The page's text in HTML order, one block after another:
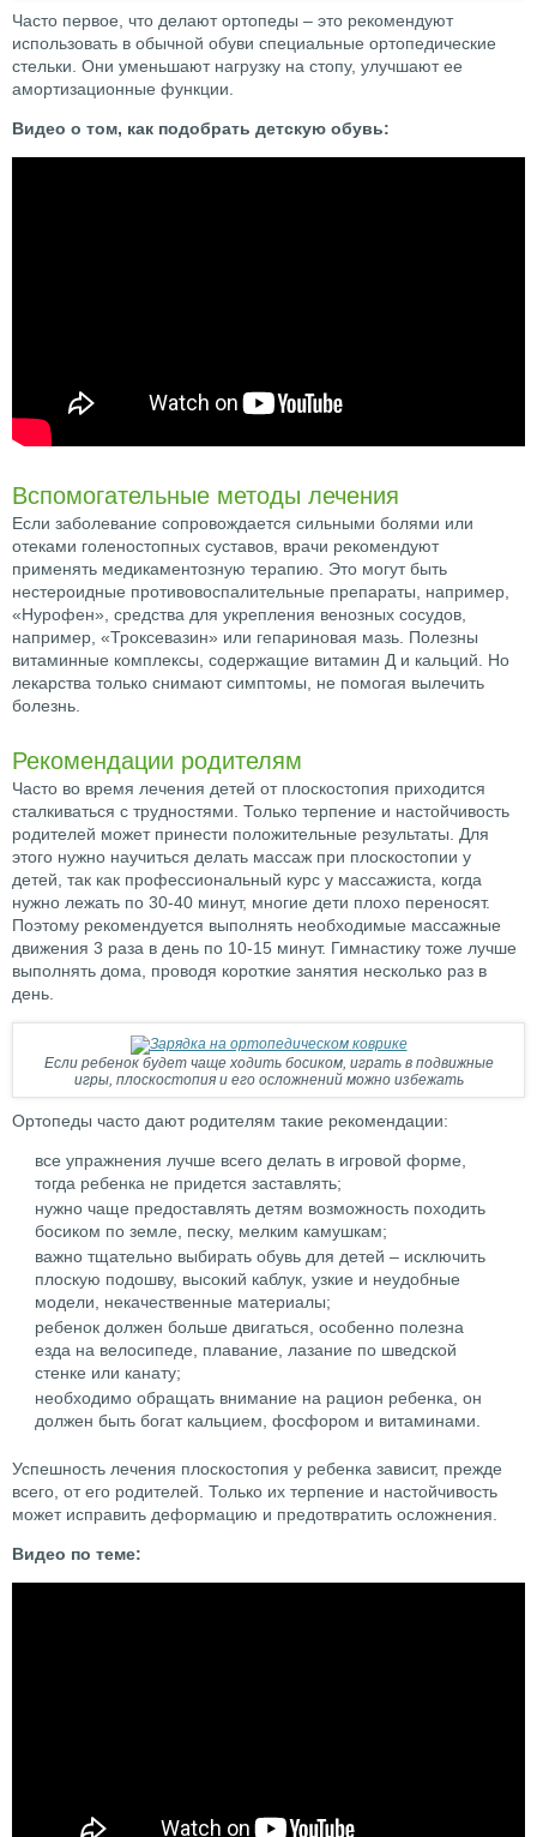
Часто первое, что делают ортопеды – это рекомендуют
использовать в обычной обуви специальные ортопедические
стельки. Они уменьшают нагрузку на стопу, улучшают ее
амортизационные функции.
Видео о том, как подобрать детскую обувь:
Вспомогательные методы лечения
Если заболевание сопровождается сильными болями или
отеками голеностопных суставов, врачи рекомендуют
применять медикаментозную терапию. Это могут быть
нестероидные противовоспалительные препараты, например,
«Нурофен», средства для укрепления венозных сосудов,
например, «Троксевазин» или гепариновая мазь. Полезны
витаминные комплексы, содержащие витамин Д и кальций. Но
лекарства только снимают симптомы, не помогая вылечить
болезнь.
Рекомендации родителям
Часто во время лечения детей от плоскостопия приходится
сталкиваться с трудностями. Только терпение и настойчивость
родителей может принести положительные результаты. Для
этого нужно научиться делать массаж при плоскостопии у
детей, так как профессиональный курс у массажиста, когда
нужно лежать по 30-40 минут, многие дети плохо переносят.
Поэтому рекомендуется выполнять необходимые массажные
движения 3 раза в день по 10-15 минут. Гимнастику тоже лучше
выполнять дома, проводя короткие занятия несколько раз в
день.
Если ребенок будет чаще ходить босиком, играть в подвижные
игры, плоскостопия и его осложнений можно избежать
Ортопеды часто дают родителям такие рекомендации:
все упражнения лучше всего делать в игровой форме,
тогда ребенка не придется заставлять;
нужно чаще предоставлять детям возможность походить
босиком по земле, песку, мелким камушкам;
важно тщательно выбирать обувь для детей – исключить
плоскую подошву, высокий каблук, узкие и неудобные
модели, некачественные материалы;
ребенок должен больше двигаться, особенно полезна
езда на велосипеде, плавание, лазание по шведской
стенке или канату;
необходимо обращать внимание на рацион ребенка, он
должен быть богат кальцием, фосфором и витаминами.
Успешность лечения плоскостопия у ребенка зависит, прежде
всего, от его родителей. Только их терпение и настойчивость
может исправить деформацию и предотвратить осложнения.
Видео по теме: